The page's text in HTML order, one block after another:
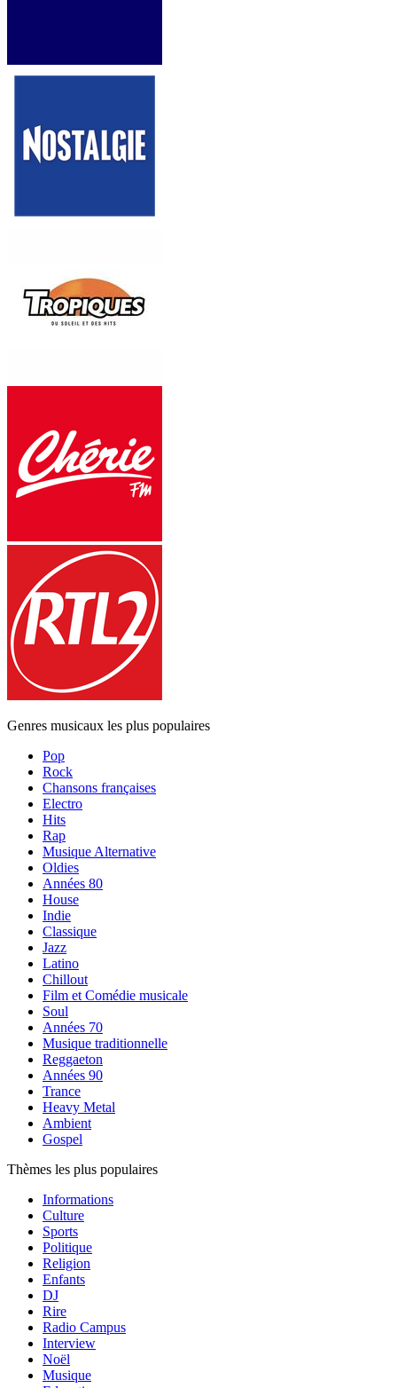
Genres musicaux les plus populaires
Pop
Rock
Chansons françaises
Electro
Hits
Rap
Musique Alternative
Oldies
Années 80
House
Indie
Classique
Jazz
Latino
Chillout
Film et Comédie musicale
Soul
Années 70
Musique traditionnelle
Reggaeton
Années 90
Trance
Heavy Metal
Ambient
Gospel
Thèmes les plus populaires
Informations
Culture
Sports
Politique
Religion
Enfants
DJ
Rire
Radio Campus
Interview
Noël
Musique